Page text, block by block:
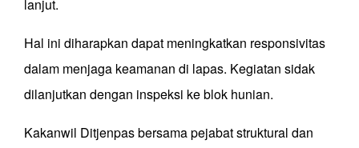
lanjut.
Hal ini diharapkan dapat meningkatkan responsivitas
dalam menjaga keamanan di lapas. Kegiatan sidak
dilanjutkan dengan inspeksi ke blok hunian.
Kakanwil Ditjenpas bersama pejabat struktural dan